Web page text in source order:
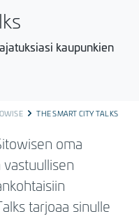
kaupunkien
THE SMART CITY TALKS
oma
tarjoaa sinulle